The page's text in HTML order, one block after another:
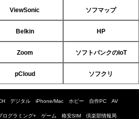
ViewSonic ソフマップ
Belkin HP
Zoom ソフトバンクのIoT
pCloud ソフクリ
デジタル iPhone/Mac ホビー 自作PC AV
ログラミング+ ゲーム 格安SIM 倶楽部情報局